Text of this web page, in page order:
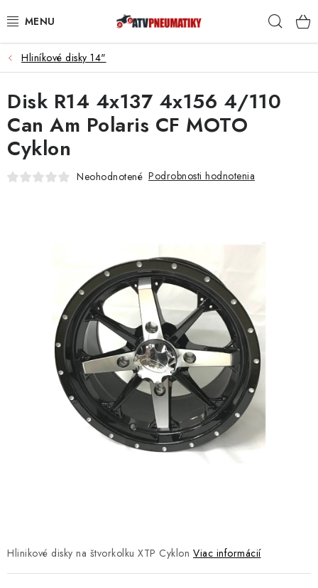
na
PNEUMATIKY
DISKY
ROZŠIROVACIE PODLOŽKY
NÁHRADNÉ DIELY NA ŠTVORKOLKY
KRYTY PODVOZKU
NÁVLEKY TLMIČOV
NAVIJAKY COME UP WARN
OLEJE MAXIMA A FILTRE
ROZŠIROVACIE PLASTY BLATNÍKOV
Hliníkové disky 14"
Hlinikové disky na štvorkolku XTP Cyklon Viac informácií
Disk R14 4x137 4x156 4/110
Can Am Polaris CF MOTO
Cyklon
Neohodnotené Podrobnosti hodnotenia